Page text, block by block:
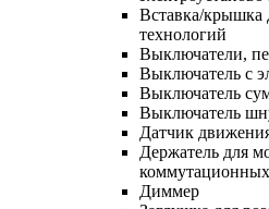
Вставка/
технологий
Выключатели,
Выключатель с
Выключатель
Выключатель
Датчик
Держатель для
Диммер